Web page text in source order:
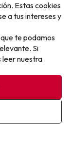
Mostrar más opiniones
Estas cookies
a tus intereses y
te podamos
Si
leer nuestra